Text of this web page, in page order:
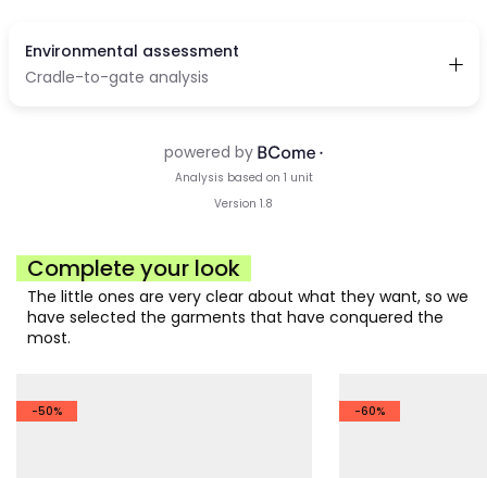
Complete your look
The little ones are very clear about what they want, so we
have selected the garments that have conquered the
most.
-50% -60%